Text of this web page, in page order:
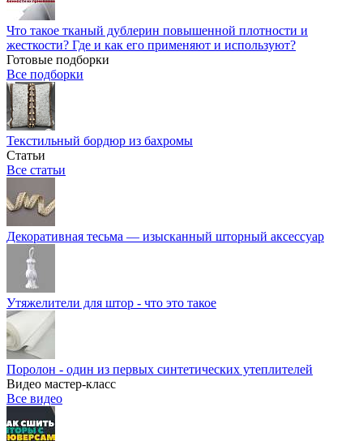
Что такое тканый дублерин повышенной плотности и
жесткости? Где и как его применяют и используют?
Готовые подборки
Все подборки
Текстильный бордюр из бахромы
Статьи
Все статьи
Декоративная тесьма — изысканный шторный аксессуар
Утяжелители для штор - что это такое
Поролон - один из первых синтетических утеплителей
Видео мастер-класс
Все видео